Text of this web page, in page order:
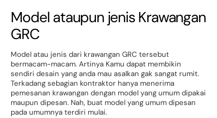
Model ataupun jenis Krawangan
GRC
Model atau jenis dari krawangan GRC tersebut
bermacam-macam. Artinya Kamu dapat membikin
sendiri desain yang anda mau asalkan gak sangat rumit.
Terkadang sebagian kontraktor hanya menerima
pemesanan krawangan dengan model yang umum dipakai
maupun dipesan. Nah, buat model yang umum dipesan
pada umumnya terdiri mulai.